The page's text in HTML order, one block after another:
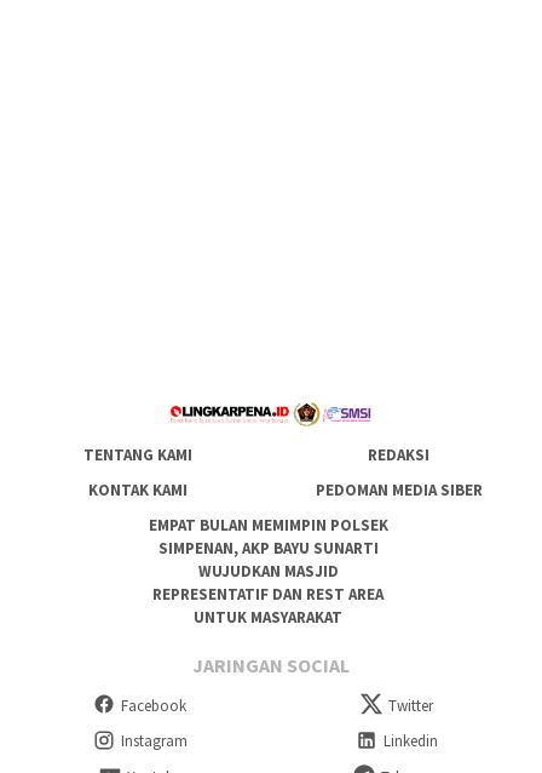
TENTANG KAMI
REDAKSI
KONTAK KAMI
PEDOMAN MEDIA SIBER
EMPAT BULAN MEMIMPIN POLSEK
SIMPENAN, AKP BAYU SUNARTI
WUJUDKAN MASJID
REPRESENTATIF DAN REST AREA
UNTUK MASYARAKAT
JARINGAN SOCIAL
Facebook
Twitter
Instagram
Linkedin